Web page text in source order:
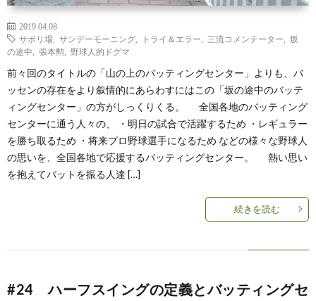
せ
2019.04.08
サボリ場
サンデーモーニング トライ＆エラー 三流コメンテーター
坂
の途中
張本勲 野球人的ドグマ
前々回のタイトルの「山の上のバッティングセンター」よりも、バ
ッセンの存在をより叙情的にあらわすにはこの「坂の途中のバッテ
ィングセンター」の方がしっくりくる。 全国各地のバッティング
センターに通う人々の、 ・明日の試合で活躍するため ・レギュラー
を勝ち取るため ・将来プロ野球選手になるため などの様々な野球人
の思いを、全国各地で応援するバッティングセンター。 熱い思い
を抱えてバットを振る人達 […]
続きを読む
#24 ハーフスイングの定義とバッティングセ